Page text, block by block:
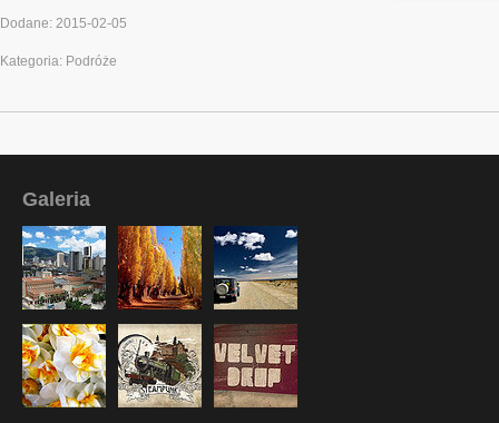
Dodane: 2015-02-05
Kategoria: Podróże
Galeria